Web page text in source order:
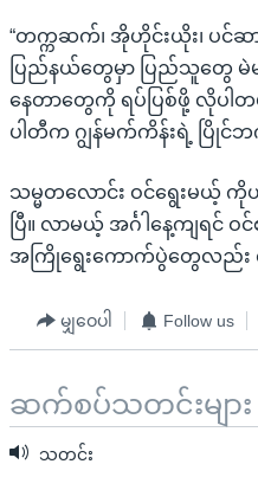
“တက္ကဆက်၊ အိုဟိုင်းယိုး၊ ပင်ဆာဗ
ပြည်နယ်တွေမှာ ပြည်သူတွေ မဲမ
နေတာတွေကို ရပ်ပြစ်ဖို့ လိုပါ
ပါတီက ဂျွန်မက်ကိန်းရဲ့ ပြိုင်
သမ္မတလောင်း ဝင်ရွေးမယ့်
ပြီ။ လာမယ့် အင်္ဂါနေ့ကျရ
အကြိုရွေးကောက်ပွဲတွေလည်း
မျှဝေပါ Follow us
ဆက်စပ်သတင်းများ
သတင်း